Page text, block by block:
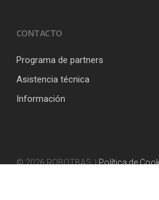
CONTACTO
Programa de partners
Asistencia técnica
Información
© 2026 ROBOTBAS. |Política de